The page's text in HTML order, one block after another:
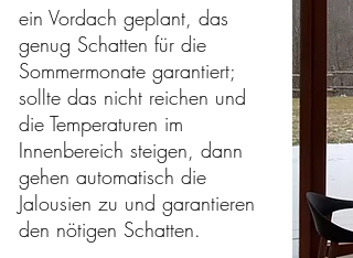
ein Vordach geplant, das
genug Schatten für die
Sommermonate garantiert;
sollte das nicht reichen und
die Temperaturen im
Innenbereich steigen, dann
gehen automatisch die
Jalousien zu und garantieren
den nötigen Schatten.